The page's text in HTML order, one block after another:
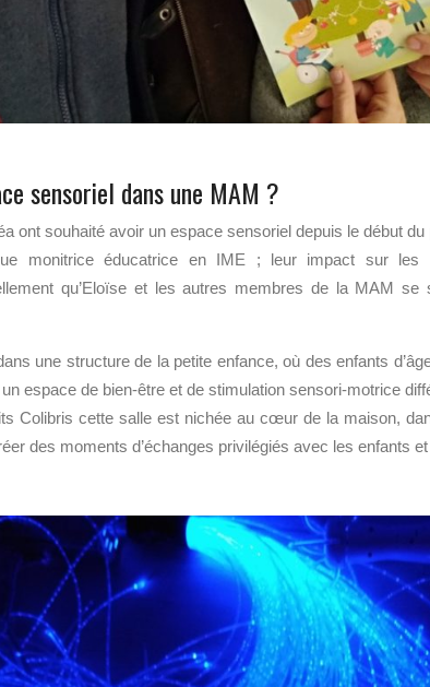
sensoriel dans une MAM ?
ont souhaité avoir un espace sensoriel depuis le début
monitrice éducatrice en IME ; leur impact sur les
qu’Eloïse et les autres membres de la MAM
une structure de la petite enfance, où des enfants
espace de bien-être et de stimulation sensori-motrice
Colibris cette salle est nichée au cœur de la maison,
des moments d’échanges privilégiés avec les enfants